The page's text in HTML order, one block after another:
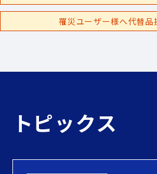
罹災ユーザー様へ代替品
トピックス